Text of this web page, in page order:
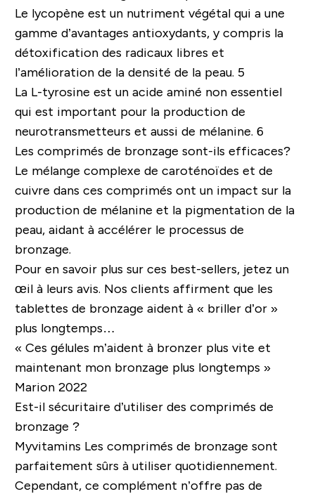
Le lycopène est un nutriment végétal qui a une
gamme d’avantages antioxydants, y compris la
détoxification des radicaux libres et
l’amélioration de la densité de la peau. 5
La L-tyrosine est un acide aminé non essentiel
qui est important pour la production de
neurotransmetteurs et aussi de mélanine. 6
Les comprimés de bronzage sont-ils efficaces?
Le mélange complexe de caroténoïdes et de
cuivre dans ces comprimés ont un impact sur la
production de mélanine et la pigmentation de la
peau, aidant à accélérer le processus de
bronzage.
Pour en savoir plus sur ces best-sellers, jetez un
œil à leurs avis. Nos clients affirment que les
tablettes de bronzage aident à « briller d’or »
plus longtemps…
« Ces gélules m’aident à bronzer plus vite et
maintenant mon bronzage plus longtemps »
Marion 2022
Est-il sécuritaire d’utiliser des comprimés de
bronzage ?
Myvitamins Les comprimés de bronzage sont
parfaitement sûrs à utiliser quotidiennement.
Cependant, ce complément n’offre pas de